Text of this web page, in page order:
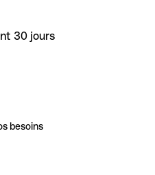
30 jours
besoins